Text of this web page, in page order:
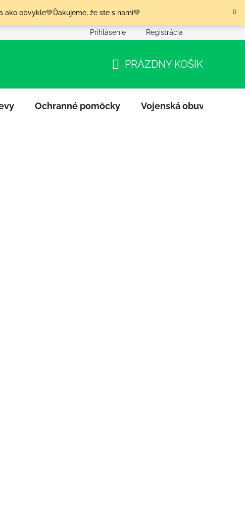
ako obvykle💚Ďakujeme, že ste s nami💚
Podmienky ochrany osobných údajov
Prihlásenie Registrácia
KOŠÍK
PRÁZDNY KOŠÍK
Ochranné pomôcky Vojenská obuv